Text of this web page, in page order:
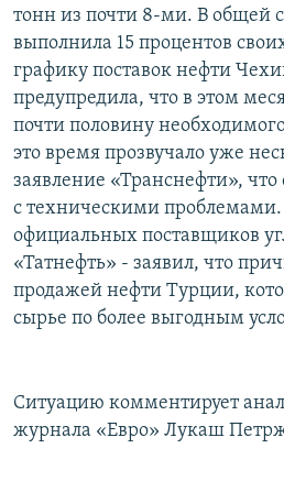
тонн из почти 8-ми. В общей
выполнила 15 процентов
графику поставок нефти
предупредила, что в этом
почти половину
это время прозвучало уже
заявление «Транснефти», что
с техническими
официальных поставщиков
«Татнефть» - заявил, что
продажей нефти Турции,
сырье по более выгодным
Ситуацию комментирует
журнала «Евро» Лукаш